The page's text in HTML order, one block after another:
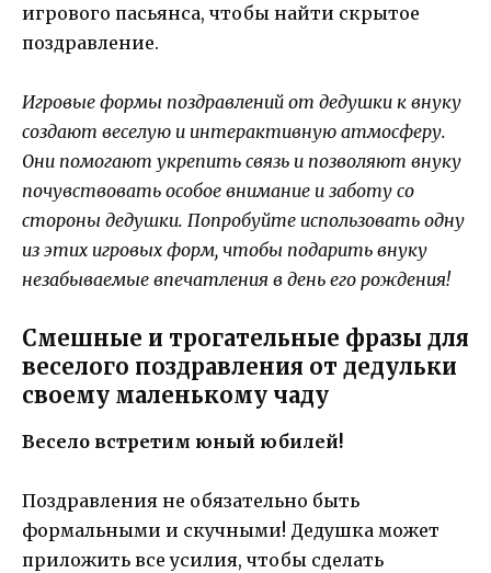
игрового пасьянса, чтобы найти скрытое
поздравление.
Игровые формы поздравлений от дедушки к внуку
создают веселую и интерактивную атмосферу.
Они помогают укрепить связь и позволяют внуку
почувствовать особое внимание и заботу со
стороны дедушки. Попробуйте использовать одну
из этих игровых форм, чтобы подарить внуку
незабываемые впечатления в день его рождения!
Смешные и трогательные фразы для
веселого поздравления от дедульки
своему маленькому чаду
Весело встретим юный юбилей!
Поздравления не обязательно быть
формальными и скучными! Дедушка может
приложить все усилия, чтобы сделать